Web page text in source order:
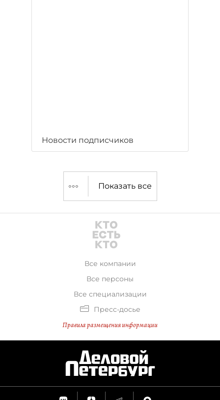
Новости подписчиков
Показать все
Все компании
Все персоны
Все специализации
Пресс-досье
Правила размещения информации